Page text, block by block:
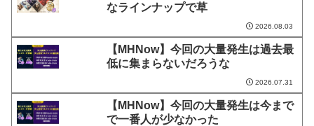
なラインナップで草
2026.08.03
【MHNow】今回の大量発生は過去最
低に集まらないだろうな
2026.07.31
【MHNow】今回の大量発生は今まで
で一番人が少なかった